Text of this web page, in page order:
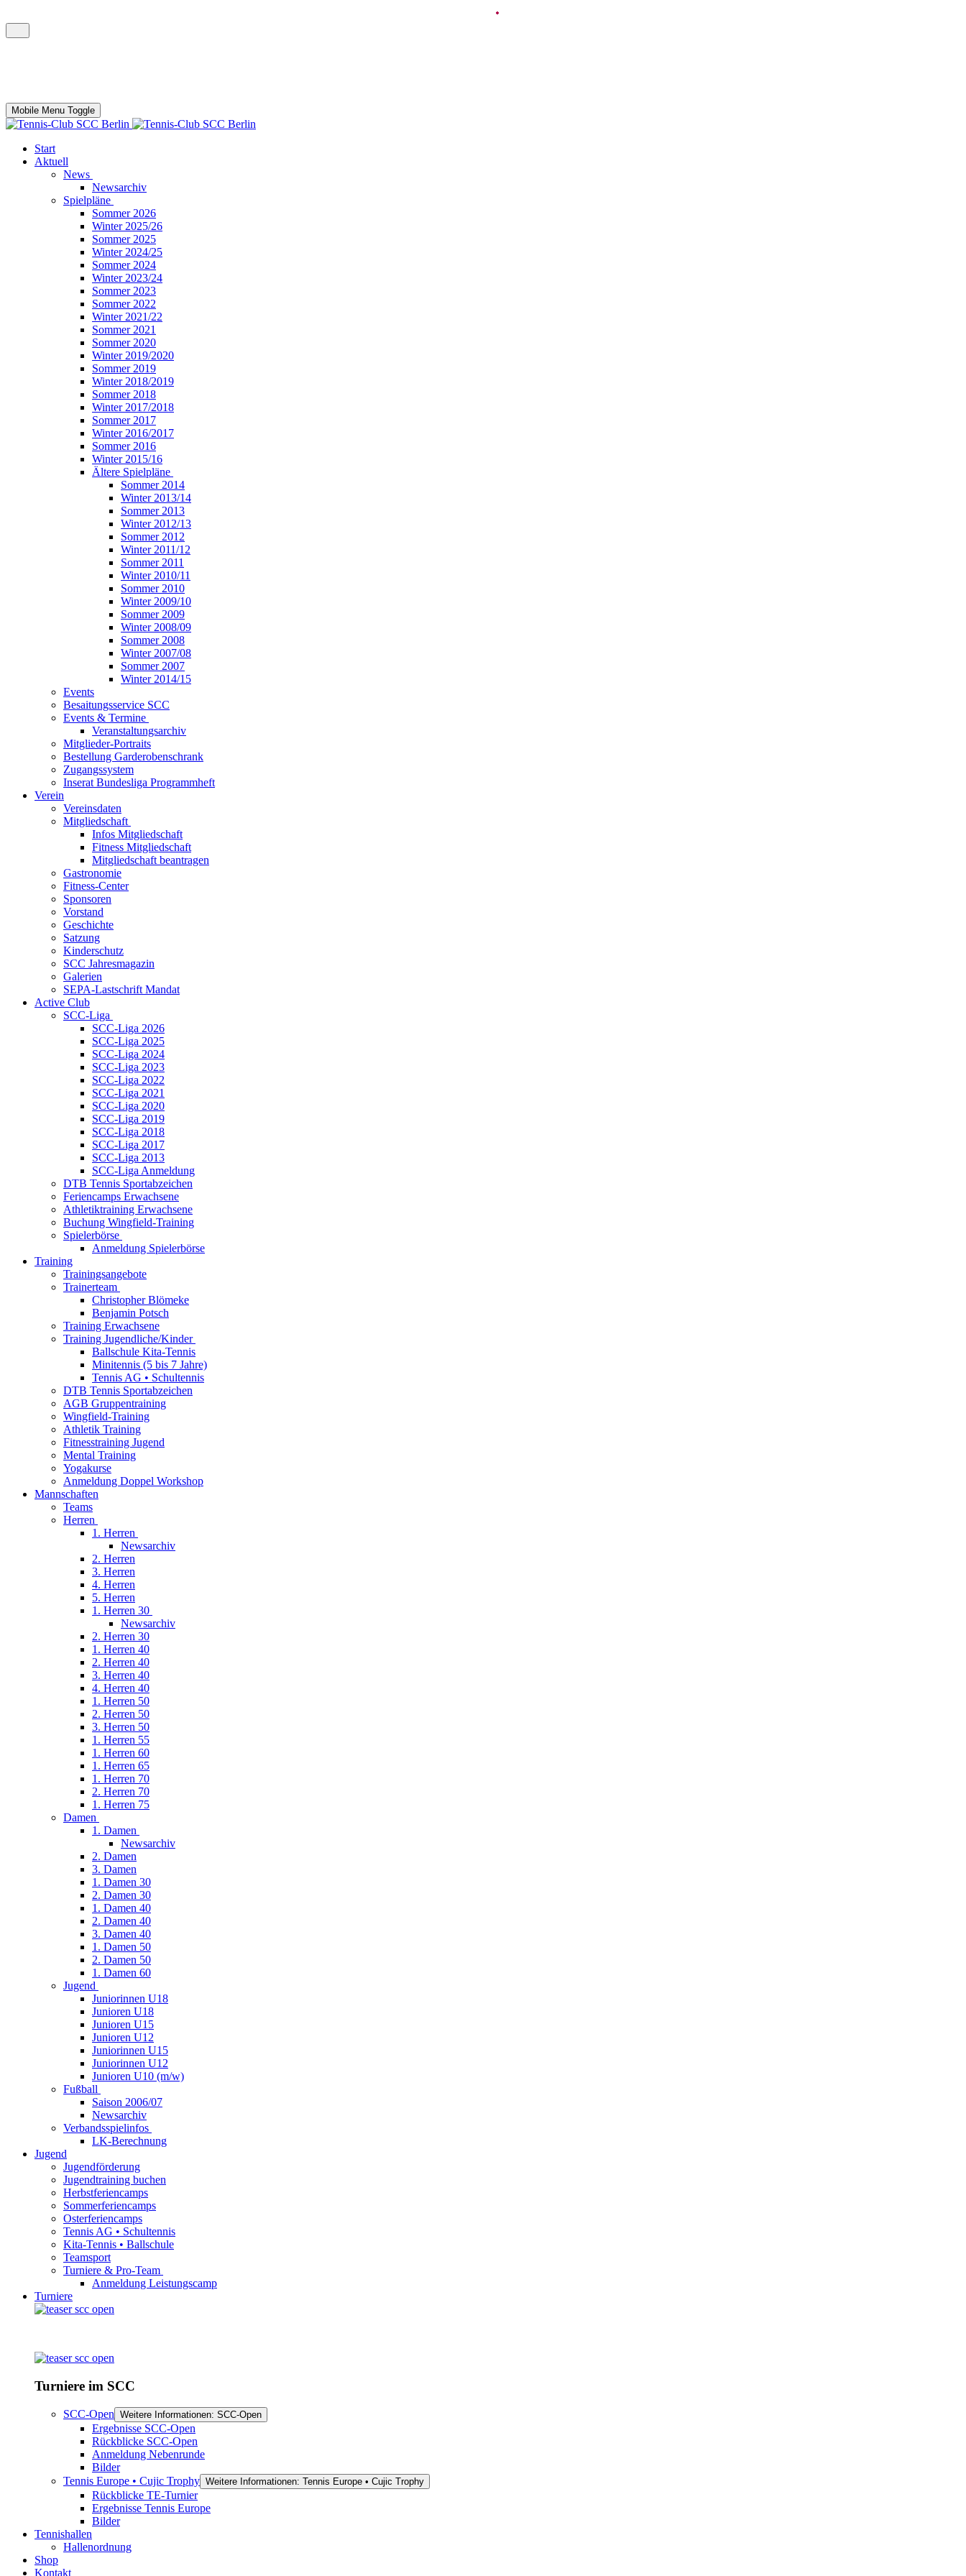
Mobile Menu Toggle
Start
Aktuell
News
Newsarchiv
Spielpläne
Sommer 2026
Winter 2025/26
Sommer 2025
Winter 2024/25
Sommer 2024
Winter 2023/24
Sommer 2023
Sommer 2022
Winter 2021/22
Sommer 2021
Sommer 2020
Winter 2019/2020
Sommer 2019
Winter 2018/2019
Sommer 2018
Winter 2017/2018
Sommer 2017
Winter 2016/2017
Sommer 2016
Winter 2015/16
Ältere Spielpläne
Sommer 2014
Winter 2013/14
Sommer 2013
Winter 2012/13
Sommer 2012
Winter 2011/12
Sommer 2011
Winter 2010/11
Sommer 2010
Winter 2009/10
Sommer 2009
Winter 2008/09
Sommer 2008
Winter 2007/08
Sommer 2007
Winter 2014/15
Events
Besaitungsservice SCC
Events & Termine
Veranstaltungsarchiv
Mitglieder-Portraits
Bestellung Garderobenschrank
Zugangssystem
Inserat Bundesliga Programmheft
Verein
Vereinsdaten
Mitgliedschaft
Infos Mitgliedschaft
Fitness Mitgliedschaft
Mitgliedschaft beantragen
Gastronomie
Fitness-Center
Sponsoren
Vorstand
Geschichte
Satzung
Kinderschutz
SCC Jahresmagazin
Galerien
SEPA-Lastschrift Mandat
Active Club
SCC-Liga
SCC-Liga 2026
SCC-Liga 2025
SCC-Liga 2024
SCC-Liga 2023
SCC-Liga 2022
SCC-Liga 2021
SCC-Liga 2020
SCC-Liga 2019
SCC-Liga 2018
SCC-Liga 2017
SCC-Liga 2013
SCC-Liga Anmeldung
DTB Tennis Sportabzeichen
Feriencamps Erwachsene
Athletiktraining Erwachsene
Buchung Wingfield-Training
Spielerbörse
Anmeldung Spielerbörse
Training
Trainingsangebote
Trainerteam
Christopher Blömeke
Benjamin Potsch
Training Erwachsene
Training Jugendliche/Kinder
Ballschule Kita-Tennis
Minitennis (5 bis 7 Jahre)
Tennis AG • Schultennis
DTB Tennis Sportabzeichen
AGB Gruppentraining
Wingfield-Training
Athletik Training
Fitnesstraining Jugend
Mental Training
Yogakurse
Anmeldung Doppel Workshop
Mannschaften
Teams
Herren
1. Herren
Newsarchiv
2. Herren
3. Herren
4. Herren
5. Herren
1. Herren 30
Newsarchiv
2. Herren 30
1. Herren 40
2. Herren 40
3. Herren 40
4. Herren 40
1. Herren 50
2. Herren 50
3. Herren 50
1. Herren 55
1. Herren 60
1. Herren 65
1. Herren 70
2. Herren 70
1. Herren 75
Damen
1. Damen
Newsarchiv
2. Damen
3. Damen
1. Damen 30
2. Damen 30
1. Damen 40
2. Damen 40
3. Damen 40
1. Damen 50
2. Damen 50
1. Damen 60
Jugend
Juniorinnen U18
Junioren U18
Junioren U15
Junioren U12
Juniorinnen U15
Juniorinnen U12
Junioren U10 (m/w)
Fußball
Saison 2006/07
Newsarchiv
Verbandsspielinfos
LK-Berechnung
Jugend
Jugendförderung
Jugendtraining buchen
Herbstferiencamps
Sommerferiencamps
Osterferiencamps
Tennis AG • Schultennis
Kita-Tennis • Ballschule
Teamsport
Turniere & Pro-Team
Anmeldung Leistungscamp
Turniere
Turniere im SCC
SCC-Open Weitere Informationen: SCC-Open
Ergebnisse SCC-Open
Rückblicke SCC-Open
Anmeldung Nebenrunde
Bilder
Tennis Europe • Cujic Trophy Weitere Informationen: Tennis Europe • Cujic Trophy
Rückblicke TE-Turnier
Ergebnisse Tennis Europe
Bilder
Tennishallen
Hallenordnung
Shop
Kontakt